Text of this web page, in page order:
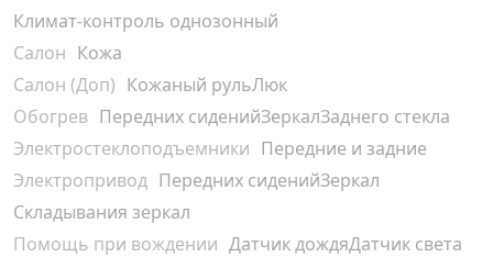
Климат-контроль однозонный
Салон Кожа
Салон (Доп) Кожаный рульЛюк
Обогрев Передних сиденийЗеркалЗаднего стекла
Электростеклоподъемники Передние и задние
Электропривод Передних сиденийЗеркал
Складывания зеркал
Помощь при вождении Датчик дождяДатчик света